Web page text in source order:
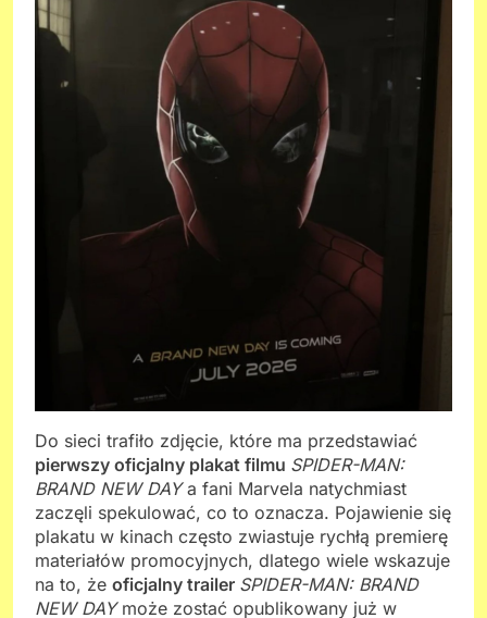
Do sieci trafiło zdjęcie, które ma przedstawiać
pierwszy oficjalny plakat filmu SPIDER-MAN:
BRAND NEW DAYa fani Marvela natychmiast
zaczęli spekulować, co to oznacza. Pojawienie się
plakatu w kinach często zwiastuje rychłą premierę
materiałów promocyjnych, dlatego wiele wskazuje
na to, że oficjalny trailer SPIDER-MAN: BRAND
NEW DAYmoże zostać opublikowany już w